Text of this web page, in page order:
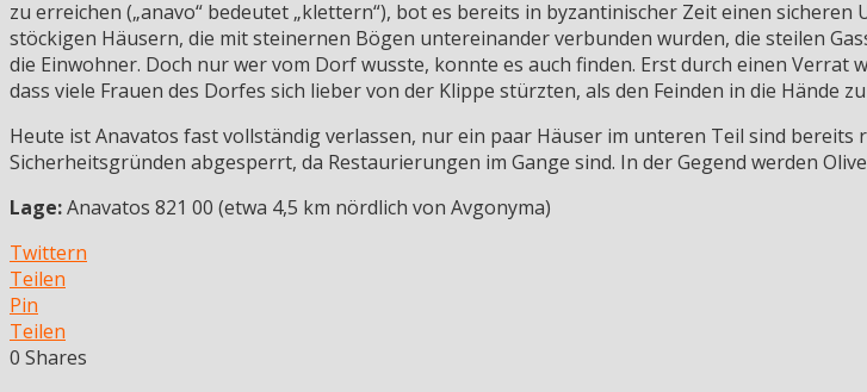
zu erreichen („anavo“ bedeutet „klettern“), bot es bereits in byzantinischer Zeit einen
stöckigen Häusern, die mit steinernen Bögen untereinander verbunden wurden, die steilen
die Einwohner. Doch nur wer vom Dorf wusste, konnte es auch finden. Erst durch einen
dass viele Frauen des Dorfes sich lieber von der Klippe stürzten, als den Feinden in die Hände
Heute ist Anavatos fast vollständig verlassen, nur ein paar Häuser im unteren Teil sind
Sicherheitsgründen abgesperrt, da Restaurierungen im Gange sind. In der Gegend werden
Lage:Anavatos 821 00 (etwa 4,5 km nördlich von Avgonyma)
Twittern
Teilen
Pin
Teilen
0 Shares